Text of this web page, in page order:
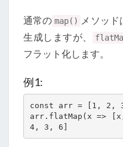
通常の map() メソッド
生成しますが、
フラット化します。
例1:
const arr = [1, 2,
arr.flatMap(x =>
4, 3, 6]